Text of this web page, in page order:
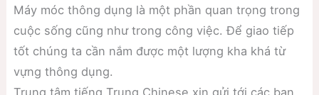
Máy móc thông dụng là một phần quan trọng trong
cuộc sống cũng như trong công việc. Để giao tiếp
tốt chúng ta cần nắm được một lượng kha khá từ
vựng thông dụng.